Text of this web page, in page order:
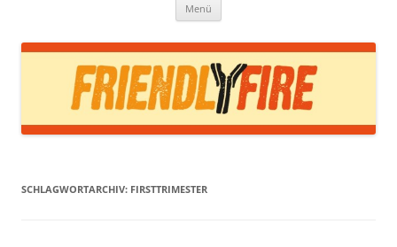
Menü
SCHLAGWORTARCHIV: FIRSTTRIMESTER